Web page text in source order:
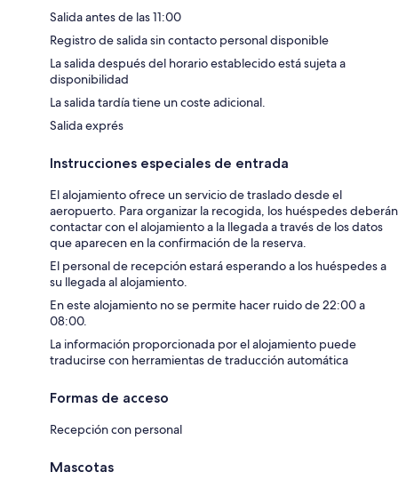
Salida antes de las 11:00
Registro de salida sin contacto personal disponible
La salida después del horario establecido está sujeta a
disponibilidad
La salida tardía tiene un coste adicional.
Salida exprés
Instrucciones especiales de entrada
El alojamiento ofrece un servicio de traslado desde el
aeropuerto. Para organizar la recogida, los huéspedes deberán
contactar con el alojamiento a la llegada a través de los datos
que aparecen en la confirmación de la reserva.
El personal de recepción estará esperando a los huéspedes a
su llegada al alojamiento.
En este alojamiento no se permite hacer ruido de 22:00 a
08:00.
La información proporcionada por el alojamiento puede
traducirse con herramientas de traducción automática
Formas de acceso
Recepción con personal
Mascotas